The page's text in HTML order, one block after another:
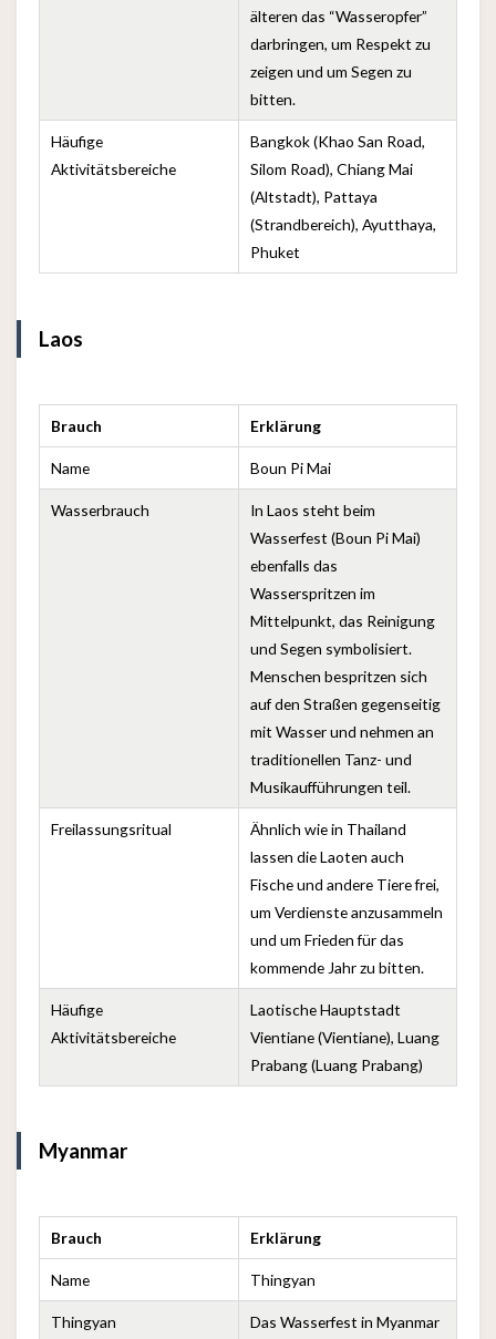
älteren das “Wasseropfer”
darbringen, um Respekt zu
zeigen und um Segen zu
bitten.
Häufige
Aktivitätsbereiche
Bangkok (Khao San Road,
Silom Road), Chiang Mai
(Altstadt), Pattaya
(Strandbereich), Ayutthaya,
Phuket
Laos
Brauch Erklärung
Name Boun Pi Mai
Wasserbrauch
In Laos steht beim
Wasserfest (Boun Pi Mai)
ebenfalls das
Wasserspritzen im
Mittelpunkt, das Reinigung
und Segen symbolisiert.
Menschen bespritzen sich
auf den Straßen gegenseitig
mit Wasser und nehmen an
traditionellen Tanz- und
Musikaufführungen teil.
Freilassungsritual
Ähnlich wie in Thailand
lassen die Laoten auch
Fische und andere Tiere frei,
um Verdienste anzusammeln
und um Frieden für das
kommende Jahr zu bitten.
Häufige
Aktivitätsbereiche
Laotische Hauptstadt
Vientiane (Vientiane), Luang
Prabang (Luang Prabang)
Myanmar
Brauch Erklärung
Name Thingyan
Thingyan
Das Wasserfest in Myanmar